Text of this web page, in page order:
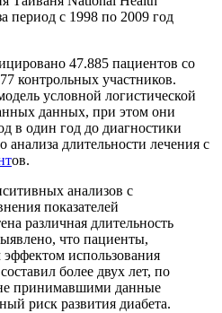
период с 1998 по 2009 год
47.885 пациентов со
контрольных участников.
условной логистической
данных, при этом они
в один год до диагностики
анализа длительности лечения с
ов.
анализов с
показателей
различная длительность
что пациенты,
использования
более двух лет, по
принимавшими данные
риск развития диабета.